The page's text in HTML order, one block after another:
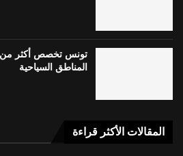
المناطق السياحية
المقالات الأكثر قراءة